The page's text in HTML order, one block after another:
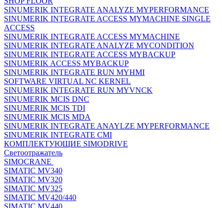
SINUMERIK INTEGRATE ANALYZE MYPERFORMANCE
SINUMERIK INTEGRATE ACCESS MYMACHINE SINGLE
ACCESS
SINUMERIK INTEGRATE ACCESS MYMACHINE
SINUMERIK INTEGRATE ANALYZE MYCONDITION
SINUMERIK INTEGRATE ACCESS MYBACKUP
SINUMERIK ACCESS MYBACKUP
SINUMERIK INTEGRATE RUN MYHMI
SOFTWARE VIRTUAL NC KERNEL
SINUMERIK INTEGRATE RUN MYVNCK
SINUMERIK MCIS DNC
SINUMERIK MCIS TDI
SINUMERIK MCIS MDA
SINUMERIK INTEGRATE ANAYLZE MYPERFORMANCE
SINUMERIK INTEGRATE CMI
КОМПЛЕКТУЮЩИЕ SIMODRIVE
Светоотражатель
SIMOCRANE
SIMATIC MV340
SIMATIC MV320
SIMATIC MV325
SIMATIC MV420/440
SIMATIC MV440